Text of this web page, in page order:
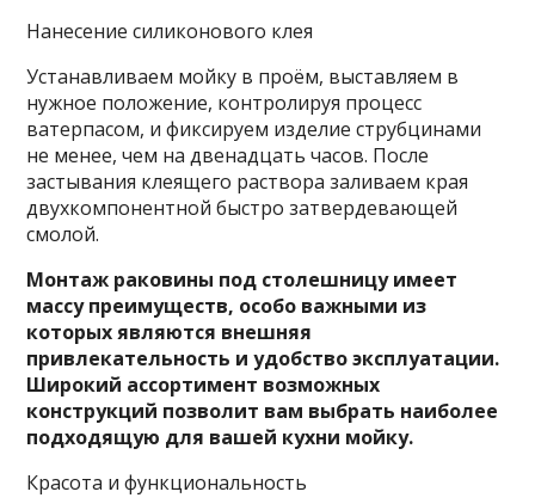
Нанесение силиконового клея
Устанавливаем мойку в проём, выставляем в
нужное положение, контролируя процесс
ватерпасом, и фиксируем изделие струбцинами
не менее, чем на двенадцать часов. После
застывания клеящего раствора заливаем края
двухкомпонентной быстро затвердевающей
смолой.
Монтаж раковины под столешницу имеет
массу преимуществ, особо важными из
которых являются внешняя
привлекательность и удобство эксплуатации.
Широкий ассортимент возможных
конструкций позволит вам выбрать наиболее
подходящую для вашей кухни мойку.
Красота и функциональность